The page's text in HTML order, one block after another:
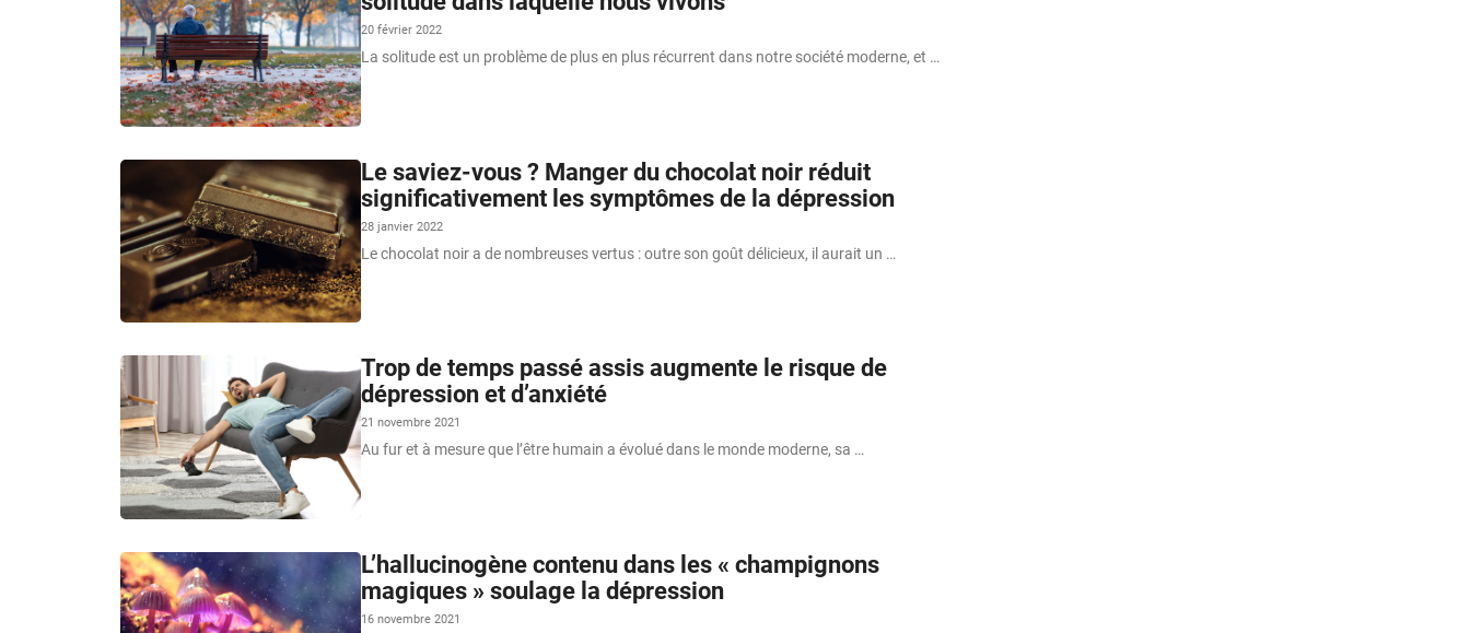
20 février 2022
La solitude est un problème de plus en plus récurrent dans notre société moderne, et …
Le saviez-vous ? Manger du chocolat noir réduit
significativement les symptômes de la dépression
28 janvier 2022
Le chocolat noir a de nombreuses vertus : outre son goût délicieux, il aurait un …
Trop de temps passé assis augmente le risque de
dépression et d’anxiété
21 novembre 2021
Au fur et à mesure que l’être humain a évolué dans le monde moderne, sa …
L’hallucinogène contenu dans les « champignons
magiques » soulage la dépression
16 novembre 2021